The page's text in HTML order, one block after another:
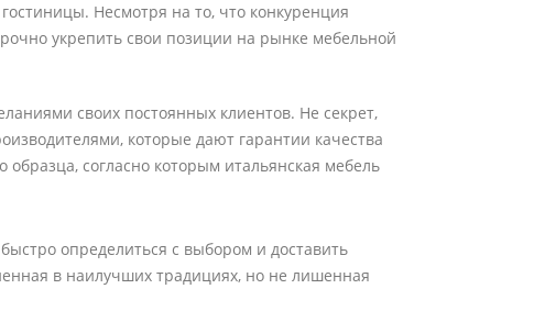
Несмотря на то, что конкуренция
укрепить свои позиции на рынке мебельной
своих постоянных клиентов. Не секрет,
которые дают гарантии качества
согласно которым итальянская мебель
определиться с выбором и доставить
в наилучших традициях, но не лишенная